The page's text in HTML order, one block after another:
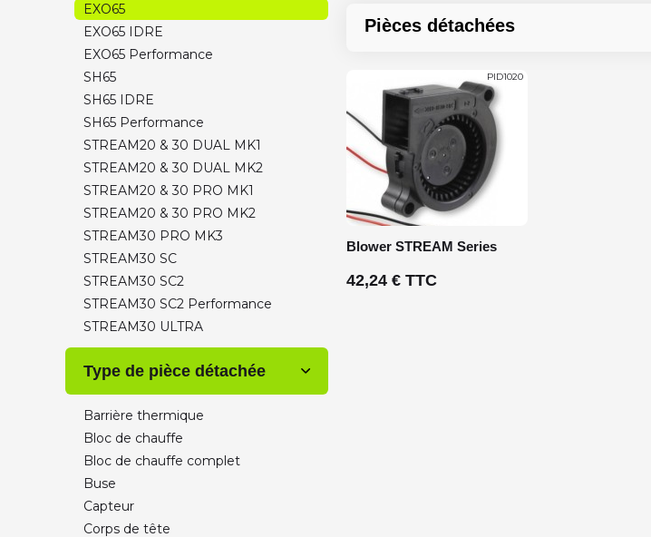
EXO65
EXO65 IDRE
EXO65 Performance
SH65
SH65 IDRE
SH65 Performance
STREAM20 & 30 DUAL MK1
STREAM20 & 30 DUAL MK2
STREAM20 & 30 PRO MK1
STREAM20 & 30 PRO MK2
STREAM30 PRO MK3
STREAM30 SC
STREAM30 SC2
STREAM30 SC2 Performance
STREAM30 ULTRA
Type de pièce détachée
Barrière thermique
Bloc de chauffe
Bloc de chauffe complet
Buse
Capteur
Corps de tête
Pièces détachées
PID1020
Blower STREAM Series
42,24 € TTC